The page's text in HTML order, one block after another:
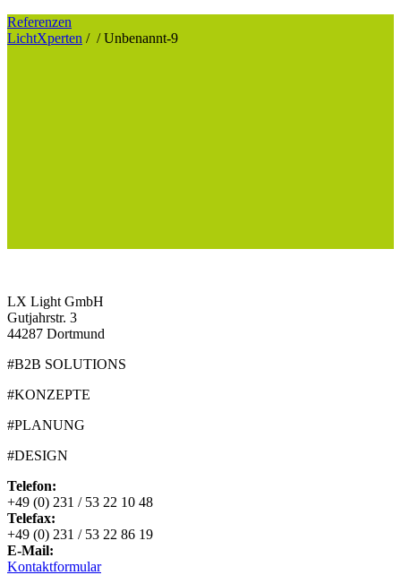
Referenzen
LichtXperten / /Unbenannt-9
LX Light GmbH
Gutjahrstr. 3
44287 Dortmund
#B2B SOLUTIONS
#KONZEPTE
#PLANUNG
#DESIGN
Telefon:
+49 (0) 231 / 53 22 10 48
Telefax:
+49 (0) 231 / 53 22 86 19
E-Mail:
Kontaktformular